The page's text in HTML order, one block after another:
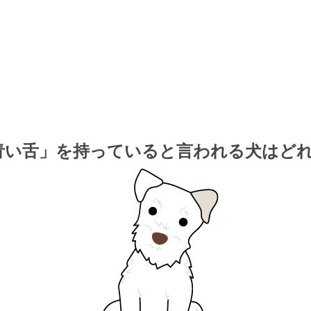
い舌」を持っていると言われる犬はど